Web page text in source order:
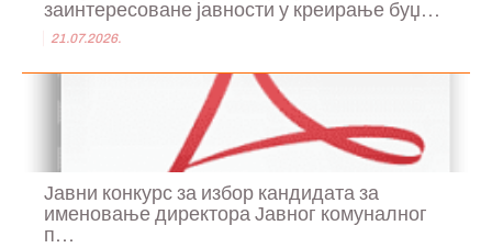
заинтересоване јавности у креирање буџ...
21.07.2026.
Јавни конкурс за избор кандидата за
именовање директора Јавног комуналног
п...